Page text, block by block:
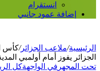
انستقرام
إضافة عمود جانبي
الرئيسية/ملاعب الجزائر/كأس
الجزائر يفوز أمام أولمبي المدية
تحت المجهر في الواجهةكل